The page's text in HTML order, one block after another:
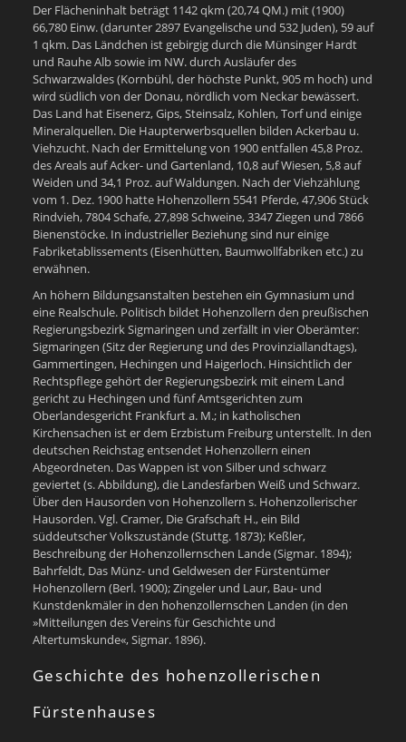
Der Flächeninhalt beträgt 1142 qkm (20,74 QM.) mit (1900)
66,780 Einw. (darunter 2897 Evangelische und 532 Juden), 59 auf
1 qkm. Das Ländchen ist gebirgig durch die Münsinger Hardt
und Rauhe Alb sowie im NW. durch Ausläufer des
Schwarzwaldes (Kornbühl, der höchste Punkt, 905 m hoch) und
wird südlich von der Donau, nördlich vom Neckar bewässert.
Das Land hat Eisenerz, Gips, Steinsalz, Kohlen, Torf und einige
Mineralquellen. Die Haupterwerbsquellen bilden Ackerbau u.
Viehzucht. Nach der Ermittelung von 1900 entfallen 45,8 Proz.
des Areals auf Acker- und Gartenland, 10,8 auf Wiesen, 5,8 auf
Weiden und 34,1 Proz. auf Waldungen. Nach der Viehzählung
vom 1. Dez. 1900 hatte Hohenzollern 5541 Pferde, 47,906 Stück
Rindvieh, 7804 Schafe, 27,898 Schweine, 3347 Ziegen und 7866
Bienenstöcke. In industrieller Beziehung sind nur einige
Fabriketablissements (Eisenhütten, Baumwollfabriken etc.) zu
erwähnen.
An höhern Bildungsanstalten bestehen ein Gymnasium und
eine Realschule. Politisch bildet Hohenzollern den preußischen
Regierungsbezirk Sigmaringen und zerfällt in vier Oberämter:
Sigmaringen (Sitz der Regierung und des Provinziallandtags),
Gammertingen, Hechingen und Haigerloch. Hinsichtlich der
Rechtspflege gehört der Regierungsbezirk mit einem Land
gericht zu Hechingen und fünf Amtsgerichten zum
Oberlandesgericht Frankfurt a. M.; in katholischen
Kirchensachen ist er dem Erzbistum Freiburg unterstellt. In den
deutschen Reichstag entsendet Hohenzollern einen
Abgeordneten. Das Wappen ist von Silber und schwarz
geviertet (s. Abbildung), die Landesfarben Weiß und Schwarz.
Über den Hausorden von Hohenzollern s. Hohenzollerischer
Hausorden. Vgl. Cramer, Die Grafschaft H., ein Bild
süddeutscher Volkszustände (Stuttg. 1873); Keßler,
Beschreibung der Hohenzollernschen Lande (Sigmar. 1894);
Bahrfeldt, Das Münz- und Geldwesen der Fürstentümer
Hohenzollern (Berl. 1900); Zingeler und Laur, Bau- und
Kunstdenkmäler in den hohenzollernschen Landen (in den
»Mitteilungen des Vereins für Geschichte und
Altertumskunde«, Sigmar. 1896).
Geschichte des hohenzollerischen
Fürstenhauses